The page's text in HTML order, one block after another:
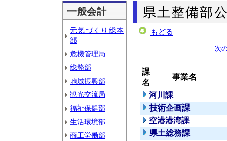
一般会計
元気づくり総本
部
危機管理局
総務部
地域振興部
観光交流局
福祉保健部
生活環境部
商工労働部
県土整備部
もどる
次
課
名
事業名
河川課
技術企画課
空港港湾課
県土総務課